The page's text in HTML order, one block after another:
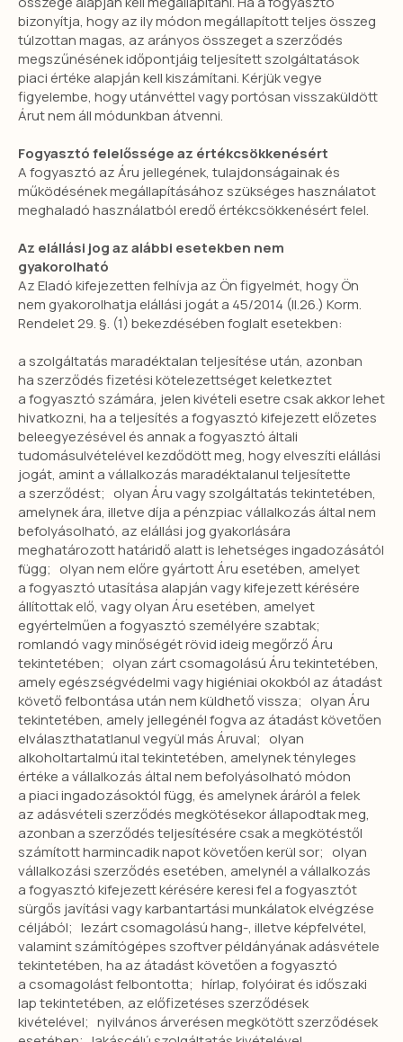
bizonyítja, hogy az ily módon megállapított teljes összeg
túlzottan magas, az arányos összeget a szerződés
megszűnésének időpontjáig teljesített szolgáltatások
piaci értéke alapján kell kiszámítani. Kérjük vegye
figyelembe, hogy utánvéttel vagy portósan visszaküldött
Árut nem áll módunkban átvenni.
Fogyasztó felelőssége az értékcsökkenésért
A fogyasztó az Áru jellegének, tulajdonságainak és
működésének megállapításához szükséges használatot
meghaladó használatból eredő értékcsökkenésért felel.
Az elállási jog az alábbi esetekben nem
gyakorolható
Az Eladó kifejezetten felhívja az Ön figyelmét, hogy Ön
nem gyakorolhatja elállási jogát a 45/2014 (II.26.) Korm.
Rendelet 29. §. (1) bekezdésében foglalt esetekben:
a szolgáltatás maradéktalan teljesítése után, azonban
ha szerződés fizetési kötelezettséget keletkeztet
a fogyasztó számára, jelen kivételi esetre csak akkor lehet
hivatkozni, ha a teljesítés a fogyasztó kifejezett előzetes
beleegyezésével és annak a fogyasztó általi
tudomásulvételével kezdődött meg, hogy elveszíti elállási
jogát, amint a vállalkozás maradéktalanul teljesítette
a szerződést; olyan Áru vagy szolgáltatás tekintetében,
amelynek ára, illetve díja a pénzpiac vállalkozás által nem
befolyásolható, az elállási jog gyakorlására
meghatározott határidő alatt is lehetséges ingadozásától
függ; olyan nem előre gyártott Áru esetében, amelyet
a fogyasztó utasítása alapján vagy kifejezett kérésére
állítottak elő, vagy olyan Áru esetében, amelyet
egyértelműen a fogyasztó személyére szabtak;
romlandó vagy minőségét rövid ideig megőrző Áru
tekintetében; olyan zárt csomagolású Áru tekintetében,
amely egészségvédelmi vagy higiéniai okokból az átadást
követő felbontása után nem küldhető vissza; olyan Áru
tekintetében, amely jellegénél fogva az átadást követően
elválaszthatatlanul vegyül más Áruval; olyan
alkoholtartalmú ital tekintetében, amelynek tényleges
értéke a vállalkozás által nem befolyásolható módon
a piaci ingadozásoktól függ, és amelynek áráról a felek
az adásvételi szerződés megkötésekor állapodtak meg,
azonban a szerződés teljesítésére csak a megkötéstől
számított harmincadik napot követően kerül sor; olyan
vállalkozási szerződés esetében, amelynél a vállalkozás
a fogyasztó kifejezett kérésére keresi fel a fogyasztót
sürgős javítási vagy karbantartási munkálatok elvégzése
céljából; lezárt csomagolású hang-, illetve képfelvétel,
valamint számítógépes szoftver példányának adásvétele
tekintetében, ha az átadást követően a fogyasztó
a csomagolást felbontotta; hírlap, folyóirat és időszaki
lap tekintetében, az előfizetéses szerződések
kivételével; nyilvános árverésen megkötött szerződések
ÁSZF
Weboldal fejlesztés
mankovits91@gmail.com
+36703643795